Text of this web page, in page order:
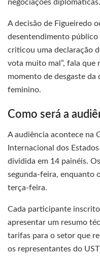
negociações diplomáticas.
A decisão de Figueiredo
desentendimento
criticou uma declaração
vota muito mal”, fala que
momento de desgaste
feminino.
Como será a
A audiência acontece na
Internacional dos
dividida em 14 painéis.
segunda-feira, enquanto
terça-feira.
Cada participante
apresentar um resumo
tarifas para o setor que
os representantes do